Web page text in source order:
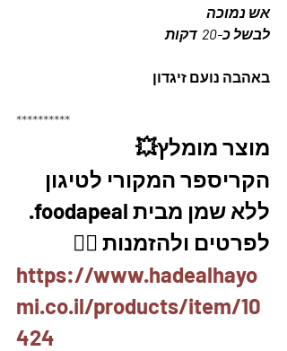
אש נמוכה
לבשל כ-20  דקות
באהבה נועם זיגדון
**********
מוצר מומלץ💥
הקריספר המקורי לטיגון
ללא שמן מבית foodapeal.
לפרטים ולהזמנות 👇🏼
https://www.hadealhayo
mi.co.il/products/item/10
424